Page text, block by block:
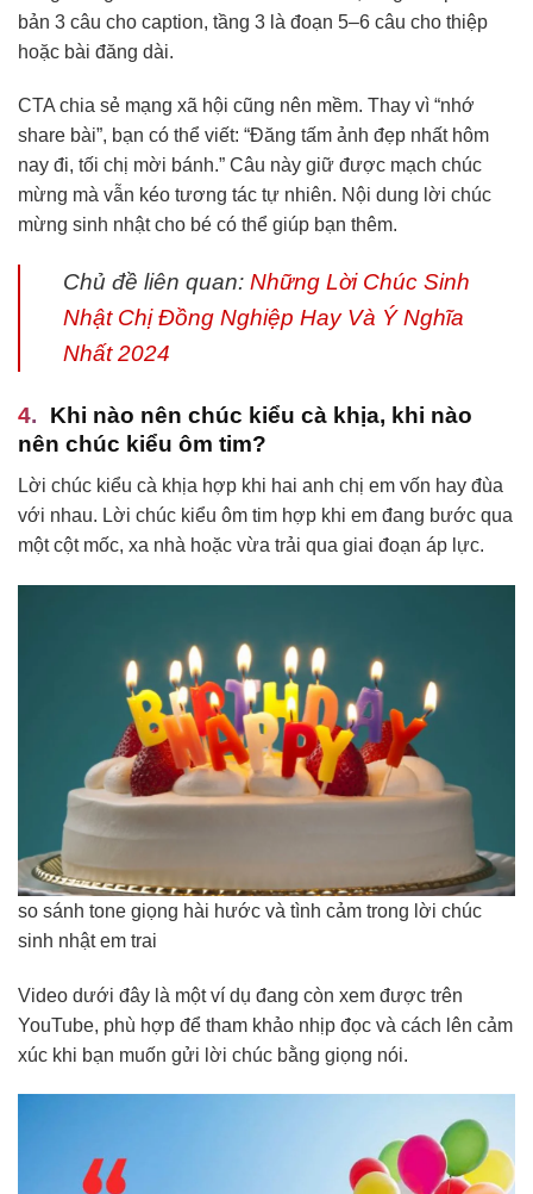
bản 3 câu cho caption, tầng 3 là đoạn 5–6 câu cho thiệp
hoặc bài đăng dài.
CTA chia sẻ mạng xã hội cũng nên mềm. Thay vì “nhớ
share bài”, bạn có thể viết: “Đăng tấm ảnh đẹp nhất hôm
nay đi, tối chị mời bánh.” Câu này giữ được mạch chúc
mừng mà vẫn kéo tương tác tự nhiên. Nội dung lời chúc
mừng sinh nhật cho bé có thể giúp bạn thêm.
Chủ đề liên quan: Những Lời Chúc Sinh
Nhật Chị Đồng Nghiệp Hay Và Ý Nghĩa
Nhất 2024
Khi nào nên chúc kiểu cà khịa, khi nào
nên chúc kiểu ôm tim?
Lời chúc kiểu cà khịa hợp khi hai anh chị em vốn hay đùa
với nhau. Lời chúc kiểu ôm tim hợp khi em đang bước qua
một cột mốc, xa nhà hoặc vừa trải qua giai đoạn áp lực.
so sánh tone giọng hài hước và tình cảm trong lời chúc
sinh nhật em trai
Video dưới đây là một ví dụ đang còn xem được trên
YouTube, phù hợp để tham khảo nhịp đọc và cách lên cảm
xúc khi bạn muốn gửi lời chúc bằng giọng nói.